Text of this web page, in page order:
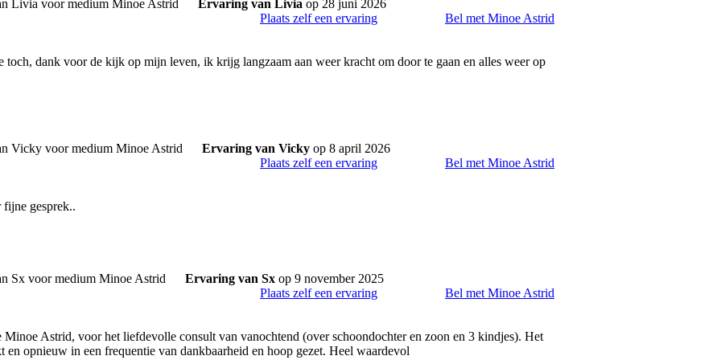
Ervaring van Livia op 28 juni 2026
Plaats zelf een ervaring
Bel met Minoe Astrid
toch, dank voor de kijk op mijn leven, ik krijg langzaam aan weer kracht om door te gaan en alles weer op
Ervaring van Vicky op 8 april 2026
Plaats zelf een ervaring
Bel met Minoe Astrid
gesprek..
Ervaring van Sx op 9 november 2025
Plaats zelf een ervaring
Bel met Minoe Astrid
Astrid, voor het liefdevolle consult van vanochtend (over schoondochter en zoon en 3 kindjes). Het
en opnieuw in een frequentie van dankbaarheid en hoop gezet. Heel waardevol